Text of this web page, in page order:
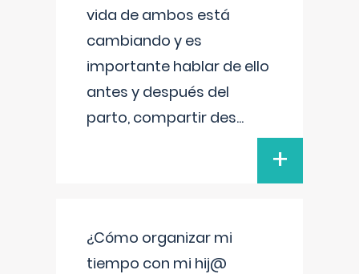
vida de ambos está
cambiando y es
importante hablar de ello
antes y después del
parto, compartir des...
+
¿Cómo organizar mi
tiempo con mi hij@